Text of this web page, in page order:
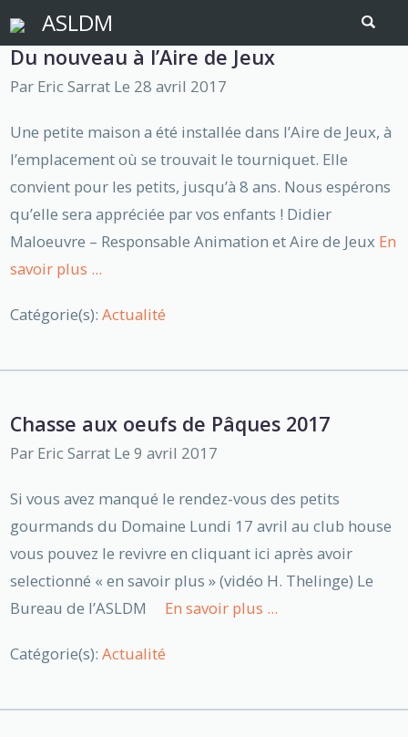
ASLDM
Du nouveau à l’Aire de Jeux
Par Eric Sarrat Le 28 avril 2017
Une petite maison a été installée dans l’Aire de Jeux, à
l’emplacement où se trouvait le tourniquet. Elle
convient pour les petits, jusqu’à 8 ans. Nous espérons
qu’elle sera appréciée par vos enfants ! Didier
Maloeuvre – Responsable Animation et Aire de Jeux En
savoir plus ...
Catégorie(s):Actualité
Chasse aux oeufs de Pâques 2017
Par Eric Sarrat Le 9 avril 2017
Si vous avez manqué le rendez-vous des petits
gourmands du Domaine Lundi 17 avril au club house
vous pouvez le revivre en cliquant ici après avoir
selectionné « en savoir plus » (vidéo H. Thelinge) Le
Bureau de l’ASLDM En savoir plus ...
Catégorie(s):Actualité